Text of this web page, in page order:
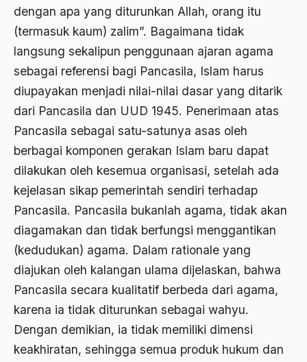
dengan apa yang diturunkan Allah, orang itu
(termasuk kaum) zalim”. Bagaimana tidak
langsung sekalipun penggunaan ajaran agama
sebagai referensi bagi Pancasila, Islam harus
diupayakan menjadi nilai-nilai dasar yang ditarik
dari Pancasila dan UUD 1945. Penerimaan atas
Pancasila sebagai satu-satunya asas oleh
berbagai komponen gerakan Islam baru dapat
dilakukan oleh kesemua organisasi, setelah ada
kejelasan sikap pemerintah sendiri terhadap
Pancasila. Pancasila bukanlah agama, tidak akan
diagamakan dan tidak berfungsi menggantikan
(kedudukan) agama. Dalam rationale yang
diajukan oleh kalangan ulama dijelaskan, bahwa
Pancasila secara kualitatif berbeda dari agama,
karena ia tidak diturunkan sebagai wahyu.
Dengan demikian, ia tidak memiliki dimensi
keakhiratan, sehingga semua produk hukum dan
Antony Van Leeuwenhoek
antropologi
antroposentrisme
Anwar Ibrahim
Anwar Sadat
apa yang kau cari palupi
Aparat Keamanan
APEC
Apel Akbar NU
APRI
Ar-Raniry
arab